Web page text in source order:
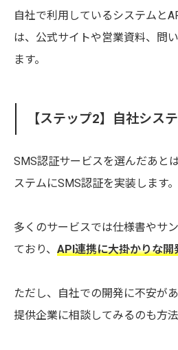
自社で利用しているシステムと
は、公式サイトや営業資料、問
ます。
【ステップ2】自社シス
SMS認証サービスを選んだあと
ステムにSMS認証を実装します。
多くのサービスでは仕様書やサ
ており、 API連携に大掛かりな
ただし、自社での開発に不安が
提供企業に相談してみるのも方法